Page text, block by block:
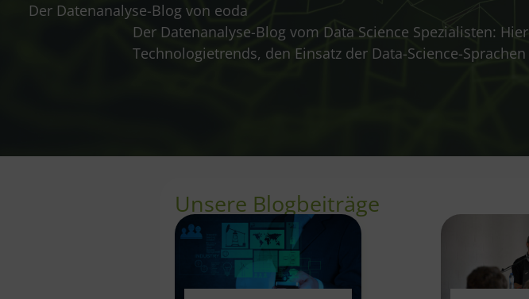
Der Datenanalyse-Blog von eoda
Der Datenanalyse-Blog vom Data Science Spezialisten:
Technologietrends, den Einsatz der Data-Science-
Unsere Blogbeiträge